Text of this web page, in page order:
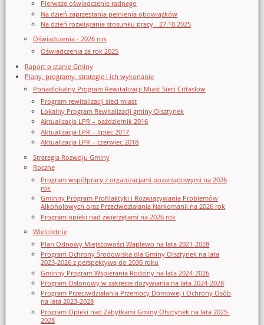
Pierwsze oświadczenie radnego
Na dzień zaprzestania pełnienia obowiązków
Na dzień rozwiązania stosunku pracy - 27.10.2025
Oświadczenia - 2026 rok
Oświadczenia za rok 2025
Raport o stanie Gminy
Plany, programy, strategie i ich wykonanie
Ponadlokalny Program Rewitalizacji Miast Sieci Cittaslow
Program rewitalizacji sieci miast
Lokalny Program Rewitalizacji gminy Olsztynek
Aktualizacja LPR – październik 2016
Aktualizacja LPR – lipiec 2017
Aktualizacja LPR – czerwiec 2018
Strategia Rozwoju Gminy
Roczne
Program współpracy z organizacjami pozarządowymi na 2026
rok
Gminny Program Profilaktyki i Rozwiązywania Problemów
Alkoholowych oraz Przeciwdziałania Narkomanii na 2026 rok
Program opieki nad zwierzętami na 2026 rok
Wieloletnie
Plan Odnowy Miejscowości Waplewo na lata 2021-2028
Program Ochrony Środowiska dla Gminy Olsztynek na lata
2023-2026 z perspektywą do 2030 roku
Gminny Program Wspierania Rodziny na lata 2024-2026
Program Osłonowy w zakresie dożywiania na lata 2024-2028
Program Przeciwdziałania Przemocy Domowej i Ochrony Osób
na lata 2023-2028
Program Opieki nad Zabytkami Gminy Olsztynek na lata 2025-
2028